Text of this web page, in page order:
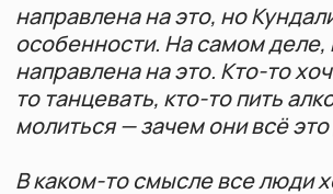
Все пытаются поднять свою Кундалини, но
делают это бессистемно. Когда вы
подходите к этому научно, используя
правильный метод, мы называем это
йогой».